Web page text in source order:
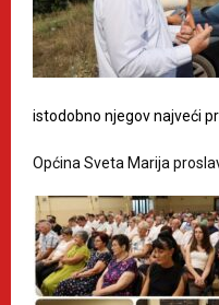
istodobno njegov najveći
Općina Sveta Marija